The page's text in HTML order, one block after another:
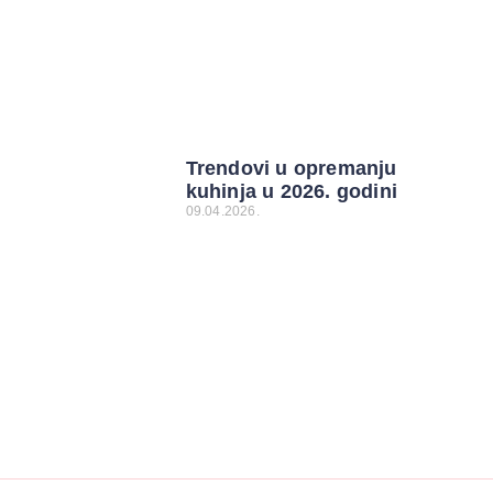
Trendovi u opremanju
kuhinja u 2026. godini
09.04.2026.